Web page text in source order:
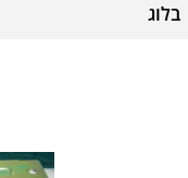
בלוג